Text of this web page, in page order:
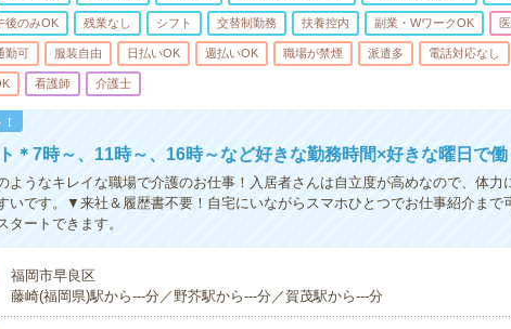
後のみOK 残業なし シフト 交替制勤務 扶養控内 副業・WワークOK
勤可 服装自由 日払いOK 週払いOK 職場が禁煙 派遣多 電話対応なし
看護師 介護士
＊7時～、11時～、16時～など好きな勤務時間×好きな曜日で働
ようなキレイな職場で介護のお仕事！入居者さんは自立度が高めなので、体力
いです。▼来社＆履歴書不要！自宅にいながらスマホひとつでお仕事紹介まで
タートできます。
福岡市早良区
藤崎(福岡県)駅から---分／野芥駅から---分／賀茂駅から---分